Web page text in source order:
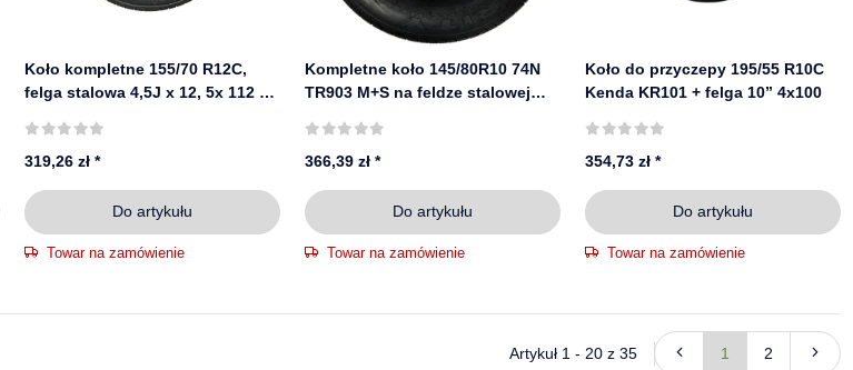
Koło kompletne 155/70 R12C,
felga stalowa 4,5J x 12, 5x 112 ET
319,26 zł*
Do artykułu
Towar na zamówienie
Kompletne koło 145/80R10 74N
TR903 M+S na feldze stalowej
366,39 zł*
Do artykułu
Towar na zamówienie
Koło do przyczepy 195/55 R10C
Kenda KR101 + felga 10” 4x100
354,73 zł*
Do artykułu
Towar na zamówienie
Artykuł 1 - 20 z 35 1 2